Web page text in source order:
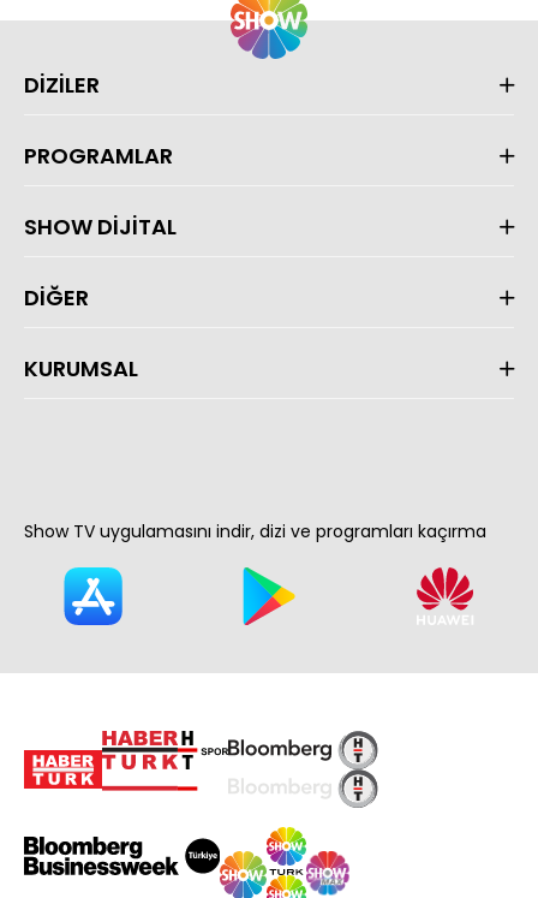
DİZİLER
PROGRAMLAR
SHOW DİJİTAL
DİĞER
KURUMSAL
Show TV uygulamasını indir, dizi ve programları kaçırma